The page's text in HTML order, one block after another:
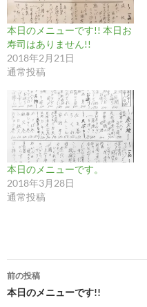
本日のメニューです!! 本日お
寿司はありません!!
2018年2月21日
通常投稿
本日のメニューです。
2018年3月28日
通常投稿
投
稿
前の投稿
本日のメニューです!!